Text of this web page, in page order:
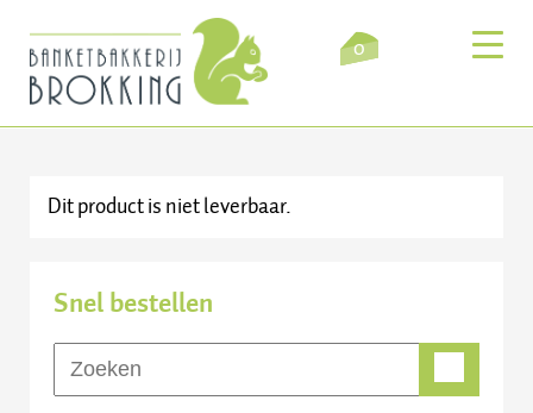
0
Webshop
Verkooppunten
Dit product is niet leverbaar.
Snel bestellen